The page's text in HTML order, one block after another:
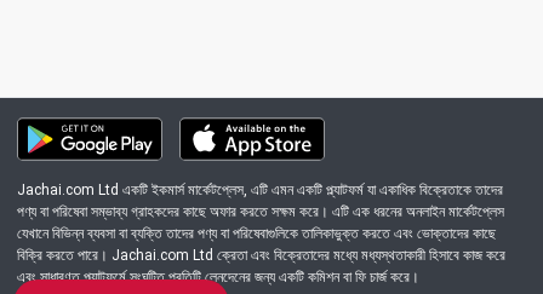
Jachai.com Ltd একটি ইকমার্স মার্কেটপ্লেস, এটি এমন একটি প্ল্যাটফর্ম যা একাধিক বিক্রেতাকে তাদের
পণ্য বা পরিষেবা সম্ভাব্য গ্রাহকদের কাছে অফার করতে সক্ষম করে। এটি এক ধরনের অনলাইন মার্কেটপ্লেস
যেখানে বিভিন্ন ব্যবসা বা ব্যক্তি তাদের পণ্য বা পরিষেবাগুলিকে তালিকাভুক্ত করতে এবং ভোক্তাদের কাছে
বিক্রি করতে পারে। Jachai.com Ltd ক্রেতা এবং বিক্রেতাদের মধ্যে মধ্যস্থতাকারী হিসাবে কাজ করে
এবং সাধারণত প্ল্যাটফর্মে সংঘটিত প্রতিটি লেনদেনের জন্য একটি কমিশন বা ফি চার্জ করে।